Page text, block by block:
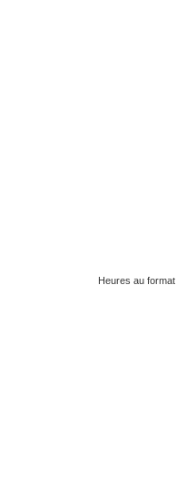
Heures au format